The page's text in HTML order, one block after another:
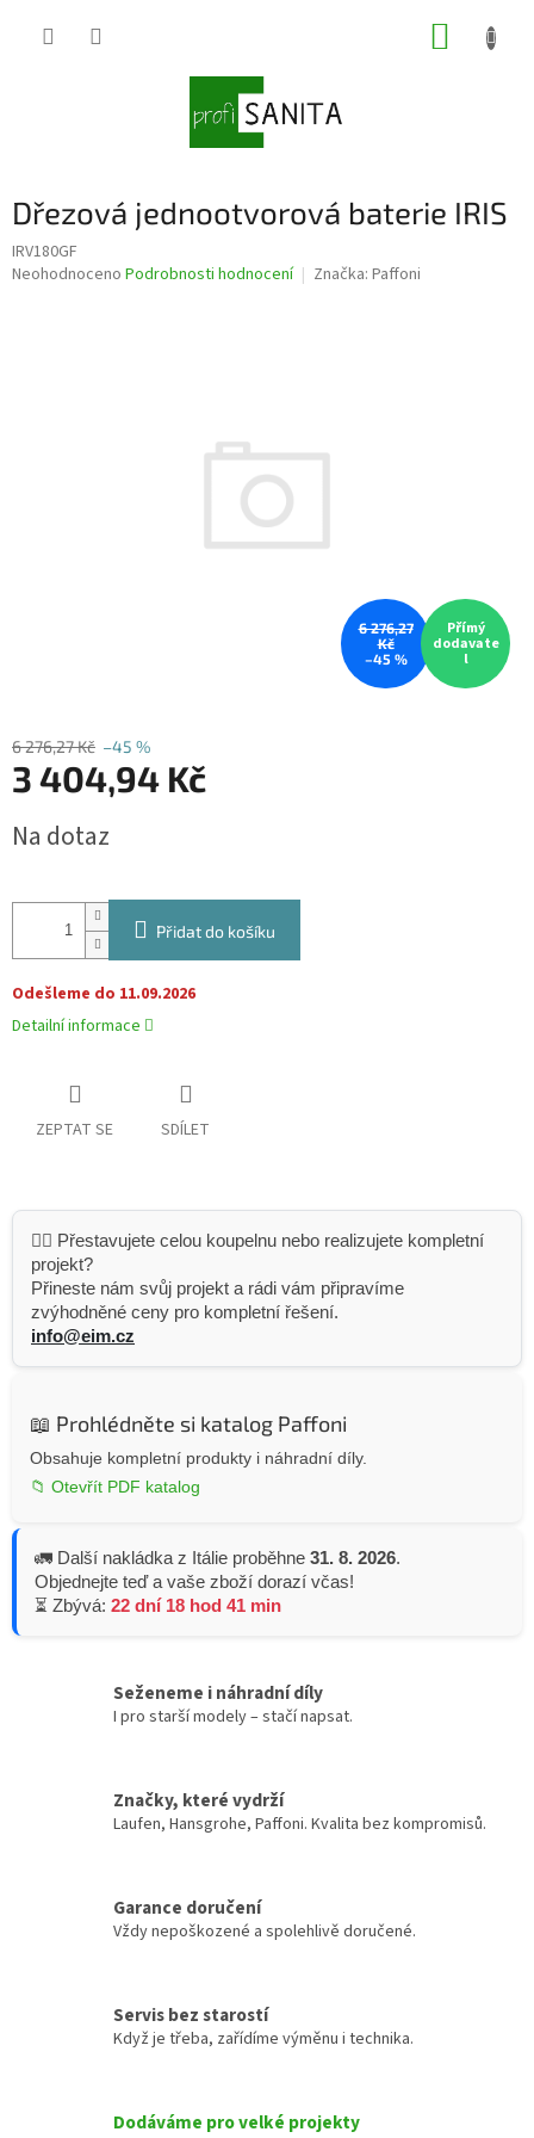
Dřezová jednootvorová baterie IRIS
IRV180GF
Průměrné
Neohodnoceno Podrobnosti hodnocení Značka: Paffoni
6 276,27
Kč
–45 %
Přímý
dodavate
l
6 276,27 Kč –45 %
3 404,94 Kč
cena:
Na dotaz
Přidat do košíku
Odešleme do 11.09.2026
Detailní informace
ZEPTAT SE SDÍLET
👷‍♂️ Přestavujete celou koupelnu nebo realizujete kompletní
projekt?
Přineste nám svůj projekt a rádi vám připravíme
zvýhodněné ceny pro kompletní řešení.
info@eim.cz
📖 Prohlédněte si katalog Paffoni
Obsahuje kompletní produkty i náhradní díly.
📁 Otevřít PDF katalog
🚛 Další nakládka z Itálie proběhne 31. 8. 2026.
Objednejte teď a vaše zboží dorazí včas!
⏳ Zbývá: 22 dní 18 hod 41 min
Seženeme i náhradní díly
I pro starší modely – stačí napsat.
Značky, které vydrží
Laufen, Hansgrohe, Paffoni. Kvalita bez kompromisů.
Garance doručení
Vždy nepoškozené a spolehlivě doručené.
Servis bez starostí
Když je třeba, zařídíme výměnu i technika.
Dodáváme pro velké projekty